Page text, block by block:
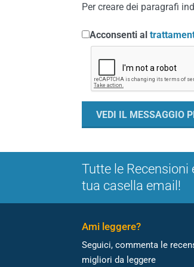
Per creare dei paragrafi
Acconsenti al
Tutte le
tua casella email!
Ami leggere?
Seguici, commenta le
migliori da leggere